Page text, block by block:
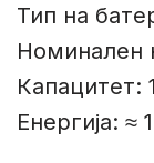
Тип на
Номинален
Капацитет:
Енергија: ≈